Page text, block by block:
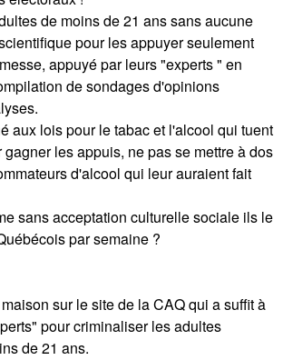
de moins de 21 ans sans aucune
pour les appuyer seulement
appuyé par leurs "experts " en
de sondages d'opinions
aux lois pour le tabac et l'alcool qui tuent
les appuis, ne pas se mettre à dos
d'alcool qui leur auraient fait
sans acceptation culturelle sociale ils le
par semaine ?
sur le site de la CAQ qui a suffit à
pour criminaliser les adultes
de 21 ans.